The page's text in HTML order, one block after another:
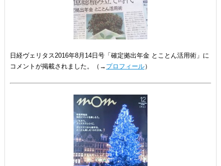
日経ヴェリタス2016年8月14日号「確定拠出年金 とことん活用術」に
コメントが掲載されました。（→ プロフィール）